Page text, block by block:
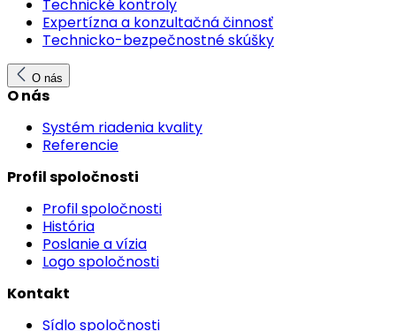
Technické kontroly
Expertízna a konzultačná činnosť
Technicko-bezpečnostné skúšky
O nás
O nás
Systém riadenia kvality
Referencie
Profil spoločnosti
Profil spoločnosti
História
Poslanie a vízia
Logo spoločnosti
Kontakt
Sídlo spoločnosti